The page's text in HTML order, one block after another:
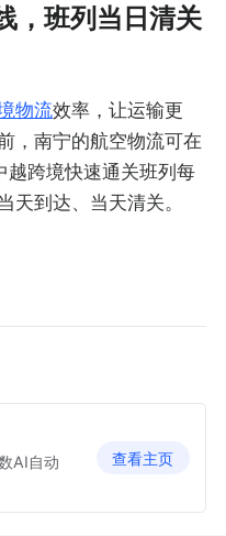
，班列当日清关
物流效率，让运输更
，南宁的航空物流可在
越跨境快速通关班列每
天到达、当天清关。
AI自动
查看主页